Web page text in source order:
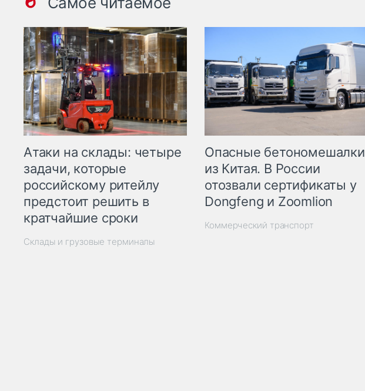
Атаки на склады: четыре
задачи, которые
российскому ритейлу
предстоит решить в
кратчайшие сроки
Склады и грузовые терминалы
Опасные бетономешалки
из Китая. В России
отозвали сертификаты у
Dongfeng и Zoomlion
Коммерческий транспорт